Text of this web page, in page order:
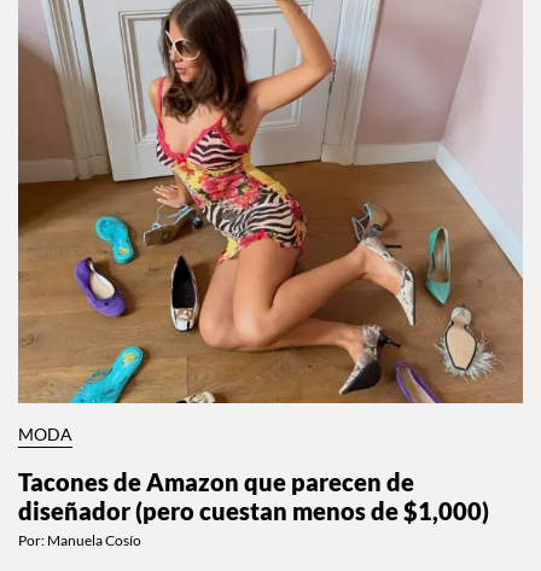
MODA
Tacones de Amazon que parecen de
diseñador (pero cuestan menos de $1,000)
Por: Manuela Cosío